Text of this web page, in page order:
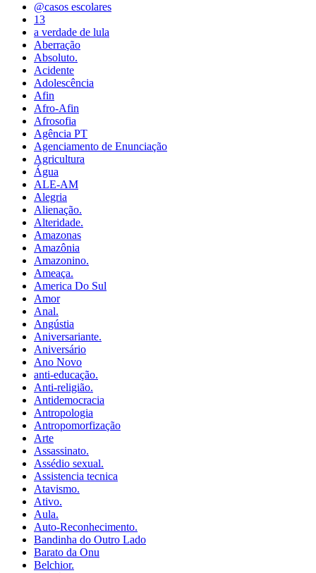
@casos escolares
13
a verdade de lula
Aberração
Absoluto.
Acidente
Adolescência
Afin
Afro-Afin
Afrosofia
Agência PT
Agenciamento de Enunciação
Agricultura
Água
ALE-AM
Alegria
Alienação.
Alteridade.
Amazonas
Amazônia
Amazonino.
Ameaça.
America Do Sul
Amor
Anal.
Angústia
Aniversariante.
Aniversário
Ano Novo
anti-educação.
Anti-religião.
Antidemocracia
Antropologia
Antropomorfização
Arte
Assassinato.
Assédio sexual.
Assistencia tecnica
Atavismo.
Ativo.
Aula.
Auto-Reconhecimento.
Bandinha do Outro Lado
Barato da Onu
Belchior.